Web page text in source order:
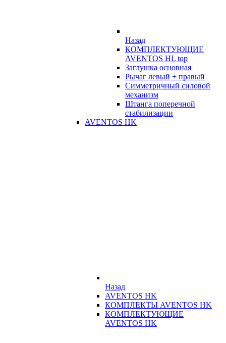
Назад
КОМПЛЕКТУЮЩИЕ
AVENTOS HL top
Заглушка основная
Рычаг левый + правый
Симметричный силовой
механизм
Штанга поперечной
стабилизации
AVENTOS HK
Назад
AVENTOS HK
КОМПЛЕКТЫ AVENTOS HK
КОМПЛЕКТУЮЩИЕ
AVENTOS HK